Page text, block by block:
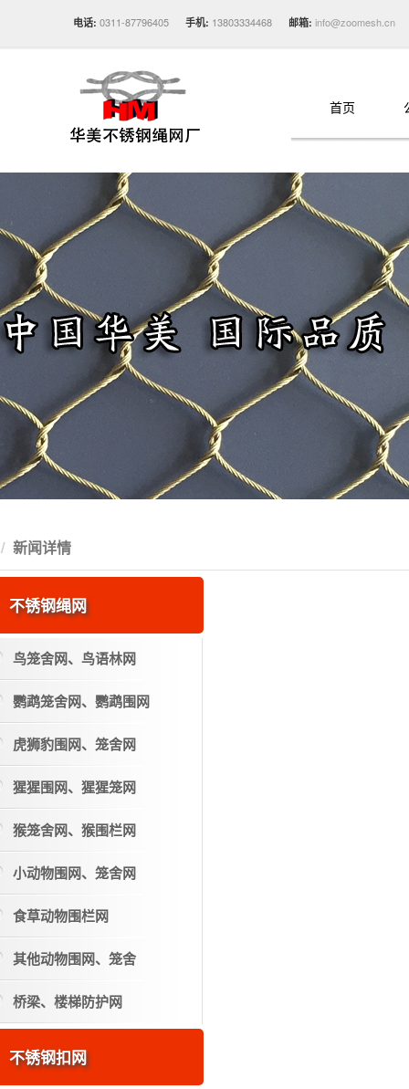
电话: 0311-87796405 手机: 13803334468 邮箱: info@zoomesh.cn
首页
新闻详情
不锈钢绳网
鸟笼舍网、鸟语林网
鹦鹉笼舍网、鹦鹉围网
虎狮豹围网、笼舍网
猩猩围网、猩猩笼网
猴笼舍网、猴围栏网
小动物围网、笼舍网
食草动物围栏网
其他动物围网、笼舍
桥梁、楼梯防护网
不锈钢扣网